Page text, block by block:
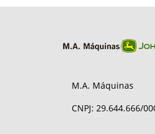
M.A. Máquinas
CNPJ: 29.644.666/